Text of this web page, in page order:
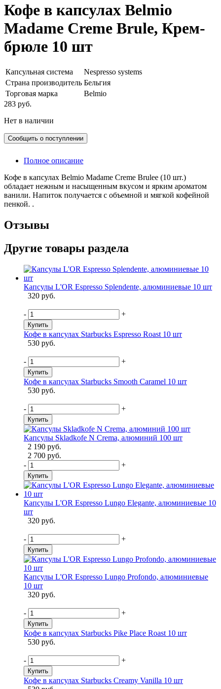
Кофе в капсулах Belmio
Madame Creme Brule, Крем-
брюле 10 шт
Капсульная система
Nespresso systems
Страна производитель Бельгия
Торговая марка
Belmio
283 руб.
Нет в наличии
Сообщить о поступлении
Полное описание
Кофе в капсулах Belmio Madame Creme Brulee (10 шт.)
обладает нежным и насыщенным вкусом и ярким ароматом
ванили. Напиток получается с объемной и мягкой кофейной
пенкой. .
Отзывы
Другие товары раздела
Капсулы L'OR Espresso Splendente, алюминиевые 10 шт
320 руб.
- +
Купить
Кофе в капсулах Starbucks Espresso Roast 10 шт
530 руб.
- +
Купить
Кофе в капсулах Starbucks Smooth Caramel 10 шт
530 руб.
- +
Купить
Капсулы Skladkofe N Crema, алюминий 100 шт
2 190 руб.
2 700 руб.
-
+
Купить
Капсулы L'OR Espresso Lungo Elegante, алюминиевые 10
шт
320 руб.
- +
Купить
Капсулы L'OR Espresso Lungo Profondo, алюминиевые
10 шт
320 руб.
- +
Купить
Кофе в капсулах Starbucks Pike Place Roast 10 шт
530 руб.
- +
Купить
Кофе в капсулах Starbucks Creamy Vanilla 10 шт